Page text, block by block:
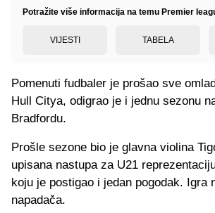
Potražite više informacija na temu Premier
VIJESTI TABELA
Pomenuti fudbaler je prošao sve
Hull Citya, odigrao je i jednu sezonu
Bradfordu.
Prošle sezone bio je glavna violina
upisana nastupa za U21
koju je postigao i jedan pogodak. Igra
napadača.